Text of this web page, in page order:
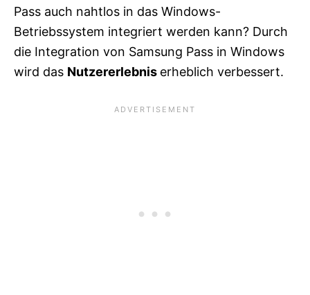
Pass auch nahtlos in das Windows-
Betriebssystem integriert werden kann? Durch
die Integration von Samsung Pass in Windows
wird das Nutzererlebnis erheblich verbessert.